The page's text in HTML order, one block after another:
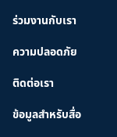
ร่วมงานกับเรา
ความปลอดภัย
ติดต่อเรา
ข้อมูลสำหรับสื่อ